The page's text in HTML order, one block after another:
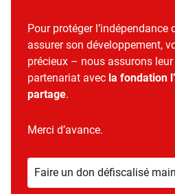
Pour protéger l’indépendance
assurer son développement,
précieux – nous assurons
partenariat avec la fondation
partage.
Merci d’avance.
Faire un don défiscalisé